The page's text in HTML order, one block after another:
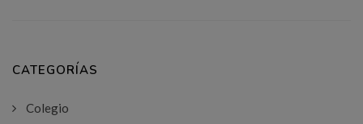
CATEGORÍAS
Colegio